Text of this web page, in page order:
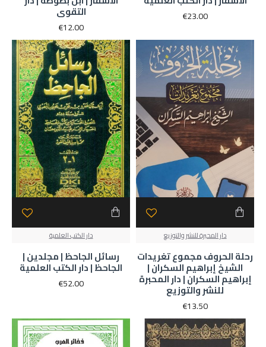
€23.00 التقوى
€12.00
دار المحبرة للنشر والتوزيع
رحلة الحروف مجموع تغريدات
الشيخ إبراهيم السكران |
إبراهيم السكران | دار المحبرة
للنشر والتوزيع
€13.50
دار الكتب العلمية
رسائل الجاحظ | مجلدين |
الجاحظ | دار الكتب العلمية
€52.00